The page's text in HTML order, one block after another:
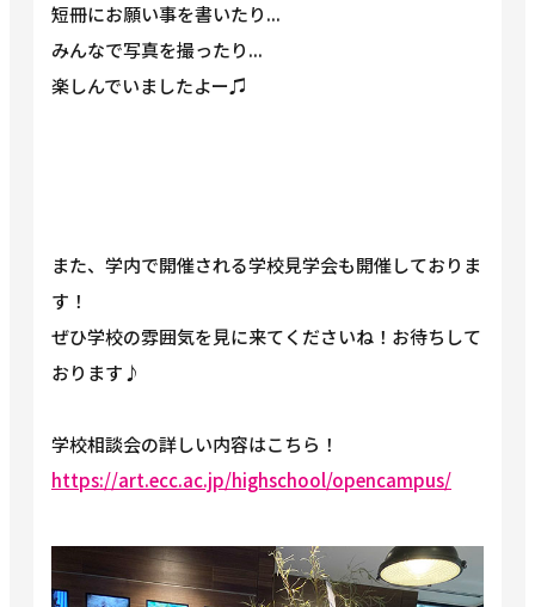
短冊にお願い事を書いたり...
みんなで写真を撮ったり...
楽しんでいましたよー♫
また、学内で開催される学校見学会も開催しておりま
す！
ぜひ学校の雰囲気を見に来てくださいね！お待ちして
おります♪
学校相談会の詳しい内容はこちら！
https://art.ecc.ac.jp/highschool/opencampus/